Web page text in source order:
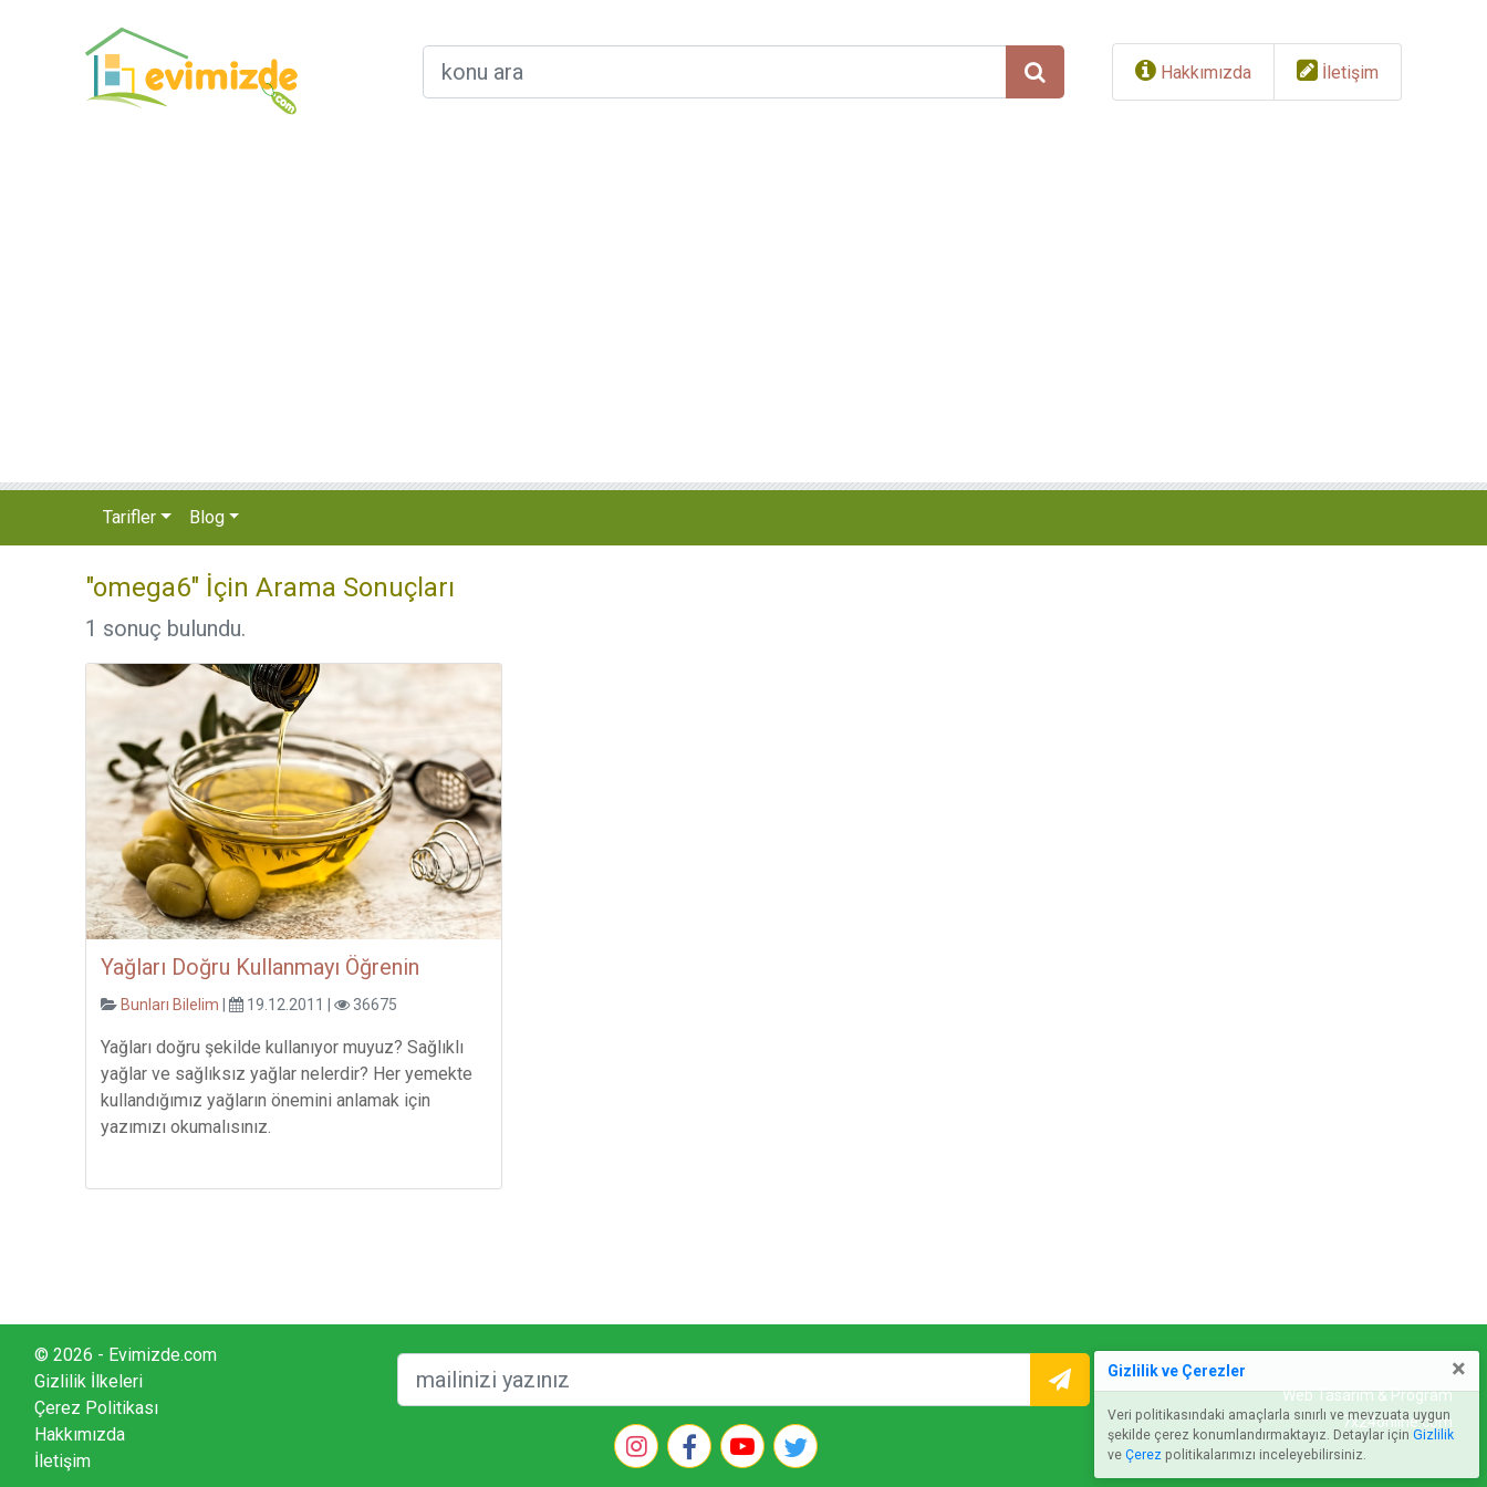
Hakkımızda İletişim
Tarifler Blog
"omega6" İçin Arama Sonuçları
1 sonuç bulundu.
Yağları Doğru Kullanmayı Öğrenin
Bunları Bilelim 19.12.2011 | 36675
Yağları doğru şekilde kullanıyor muyuz? Sağlıklı
yağlar ve sağlıksız yağlar nelerdir? Her yemekte
kullandığımız yağların önemini anlamak için
yazımızı okumalısınız.
© 2026 - Evimizde.com
Gizlilik İlkeleri
Çerez Politikası
Hakkımızda
İletişim
Web Tasarım & Program
7x24online.com
Gizlilik ve Çerezler ×
Veri politikasındaki amaçlarla sınırlı ve mevzuata uygun
şekilde çerez konumlandırmaktayız. Detaylar için Gizlilik
ve Çerez politikalarımızı inceleyebilirsiniz.